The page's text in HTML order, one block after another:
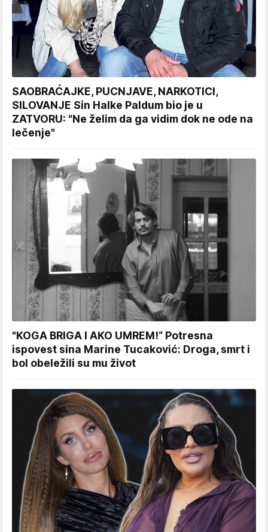
SAOBRAĆAJKE, PUCNJAVE, NARKOTICI,
SILOVANJE Sin Halke Paldum bio je u
ZATVORU: "Ne želim da ga vidim dok ne ode na
lečenje"
"KOGA BRIGA I AKO UMREM!“ Potresna
ispovest sina Marine Tucaković: Droga, smrt i
bol obeležili su mu život